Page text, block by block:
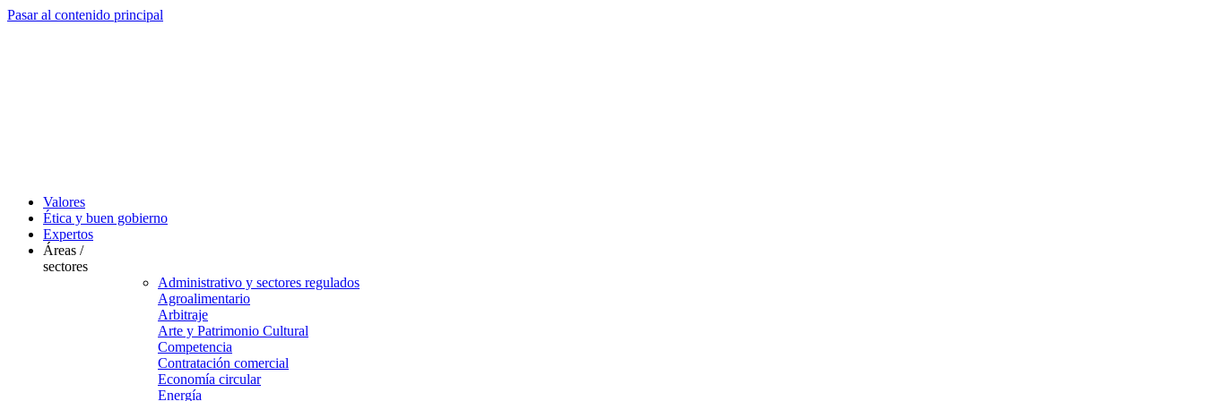
Pasar al contenido principal
Valores
Ética y buen gobierno
Expertos
Áreas /
sectores
Administrativo y sectores regulados
Agroalimentario
Arbitraje
Arte y Patrimonio Cultural
Competencia
Contratación comercial
Economía circular
Energía